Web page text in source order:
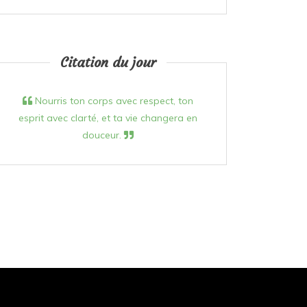
Citation du jour
Nourris ton corps avec respect, ton
esprit avec clarté, et ta vie changera en
douceur.